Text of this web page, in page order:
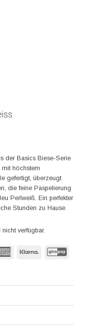
der Basics Biese-Serie
mit höchstem
gefertigt, überzeugt
die feine Paspelierung
Perlweiß. Ein perfekter
Stunden zu Hause.
verfügbar.
American
Klarna